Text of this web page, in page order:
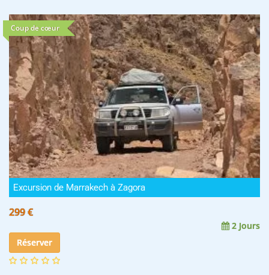
Coup de cœur
Excursion de Marrakech à Zagora
299 €
2 Jours
Réserver